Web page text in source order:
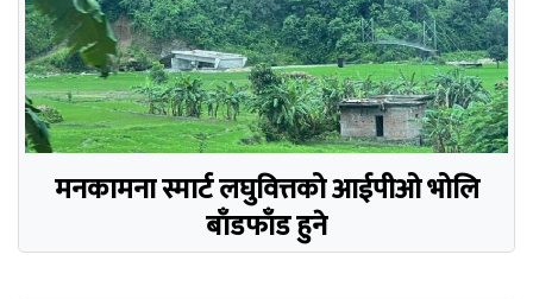
मनकामना स्मार्ट लघुवित्तको आईपीओ भोलि
बाँडफाँड हुने